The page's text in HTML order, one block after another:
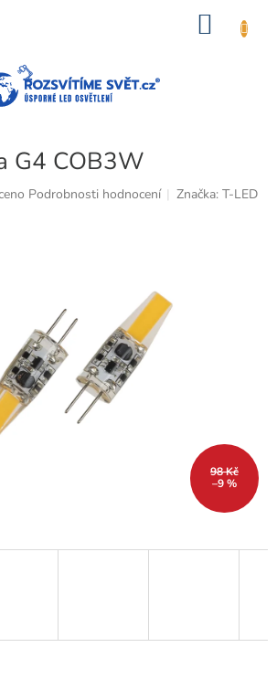
G4 COB3W
Podrobnosti hodnocení Značka:T-LED
98 Kč
–9 %